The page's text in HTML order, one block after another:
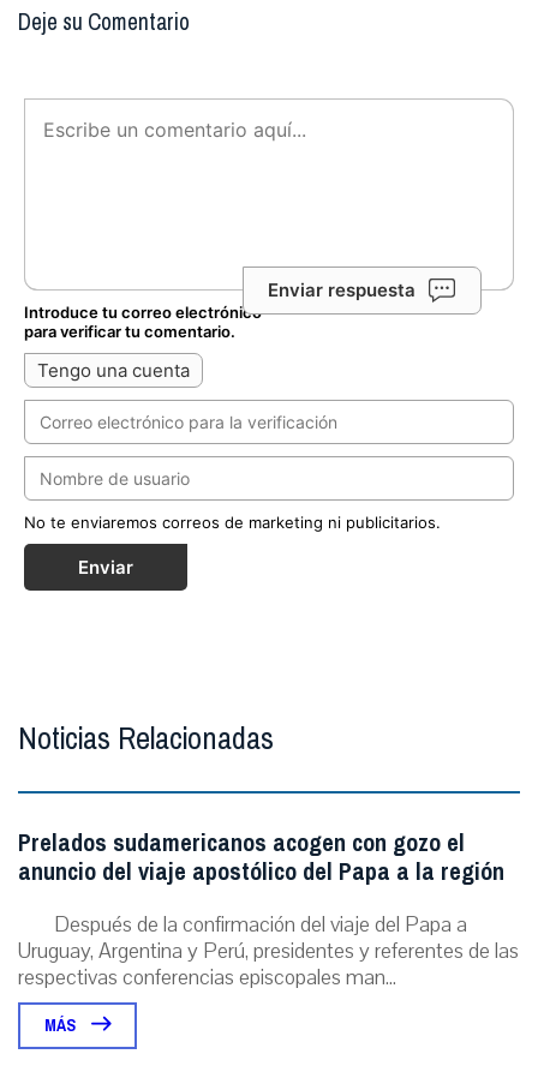
Deje su Comentario
Enviar respuesta
Introduce tu correo electrónico
para verificar tu comentario.
Tengo una cuenta
No te enviaremos correos de marketing ni publicitarios.
Enviar
Noticias Relacionadas
Prelados sudamericanos acogen con gozo el
anuncio del viaje apostólico del Papa a la región
Después de la confirmación del viaje del Papa a
Uruguay, Argentina y Perú, presidentes y referentes de las
respectivas conferencias episcopales man...
MÁS